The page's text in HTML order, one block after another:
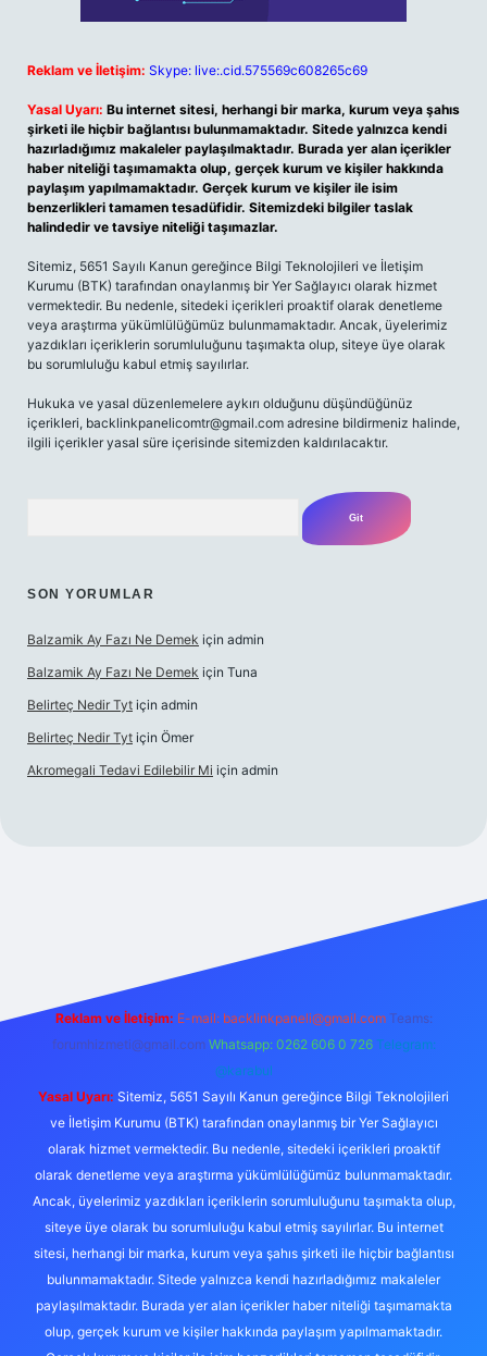
Reklam ve İletişim: Skype: live:.cid.575569c608265c69
Yasal Uyarı: Bu internet sitesi, herhangi bir marka, kurum veya şahıs
şirketi ile hiçbir bağlantısı bulunmamaktadır. Sitede yalnızca kendi
hazırladığımız makaleler paylaşılmaktadır. Burada yer alan içerikler
haber niteliği taşımamakta olup, gerçek kurum ve kişiler hakkında
paylaşım yapılmamaktadır. Gerçek kurum ve kişiler ile isim
benzerlikleri tamamen tesadüfidir. Sitemizdeki bilgiler taslak
halindedir ve tavsiye niteliği taşımazlar.
Sitemiz, 5651 Sayılı Kanun gereğince Bilgi Teknolojileri ve İletişim
Kurumu (BTK) tarafından onaylanmış bir Yer Sağlayıcı olarak hizmet
vermektedir. Bu nedenle, sitedeki içerikleri proaktif olarak denetleme
veya araştırma yükümlülüğümüz bulunmamaktadır. Ancak, üyelerimiz
yazdıkları içeriklerin sorumluluğunu taşımakta olup, siteye üye olarak
bu sorumluluğu kabul etmiş sayılırlar.
Hukuka ve yasal düzenlemelere aykırı olduğunu düşündüğünüz
içerikleri, backlinkpanelicomtr@gmail.com adresine bildirmeniz halinde,
ilgili içerikler yasal süre içerisinde sitemizden kaldırılacaktır.
SON YORUMLAR
Balzamik Ay Fazı Ne Demek için admin
Balzamik Ay Fazı Ne Demek için Tuna
Belirteç Nedir Tyt için admin
Belirteç Nedir Tyt için Ömer
Akromegali Tedavi Edilebilir Mi için admin
Reklam ve İletişim: E-mail: backlinkpaneli@gmail.com Teams:
forumhizmeti@gmail.com Whatsapp: 0262 606 0 726 Telegram:
@karabul
Yasal Uyarı: Sitemiz, 5651 Sayılı Kanun gereğince Bilgi Teknolojileri
ve İletişim Kurumu (BTK) tarafından onaylanmış bir Yer Sağlayıcı
olarak hizmet vermektedir. Bu nedenle, sitedeki içerikleri proaktif
olarak denetleme veya araştırma yükümlülüğümüz bulunmamaktadır.
Ancak, üyelerimiz yazdıkları içeriklerin sorumluluğunu taşımakta olup,
siteye üye olarak bu sorumluluğu kabul etmiş sayılırlar. Bu internet
sitesi, herhangi bir marka, kurum veya şahıs şirketi ile hiçbir bağlantısı
bulunmamaktadır. Sitede yalnızca kendi hazırladığımız makaleler
paylaşılmaktadır. Burada yer alan içerikler haber niteliği taşımamakta
olup, gerçek kurum ve kişiler hakkında paylaşım yapılmamaktadır.